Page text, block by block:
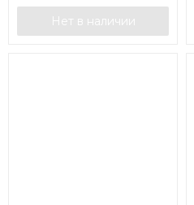
Нет в наличии